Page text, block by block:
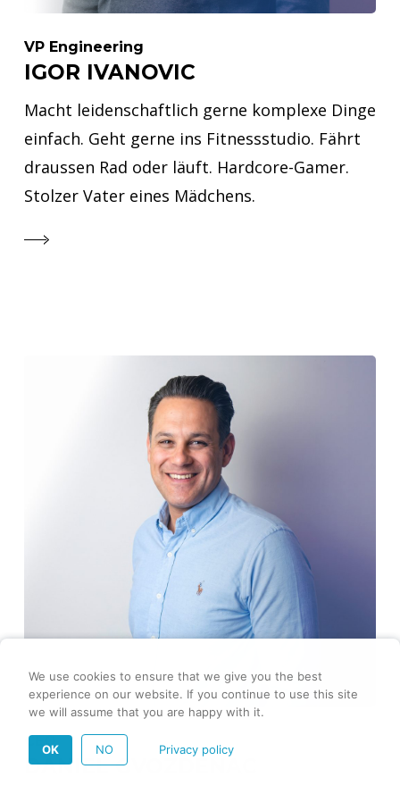
VP Engineering
IGOR IVANOVIC
Macht leidenschaftlich gerne komplexe Dinge
einfach. Geht gerne ins Fitnessstudio. Fährt
draussen Rad oder läuft. Hardcore-Gamer.
Stolzer Vater eines Mädchens.
CEO
DANIEL GVOZDENAC
We use cookies to ensure that we give you the best
experience on our website. If you continue to use this site
we will assume that you are happy with it.
OK NO Privacy policy